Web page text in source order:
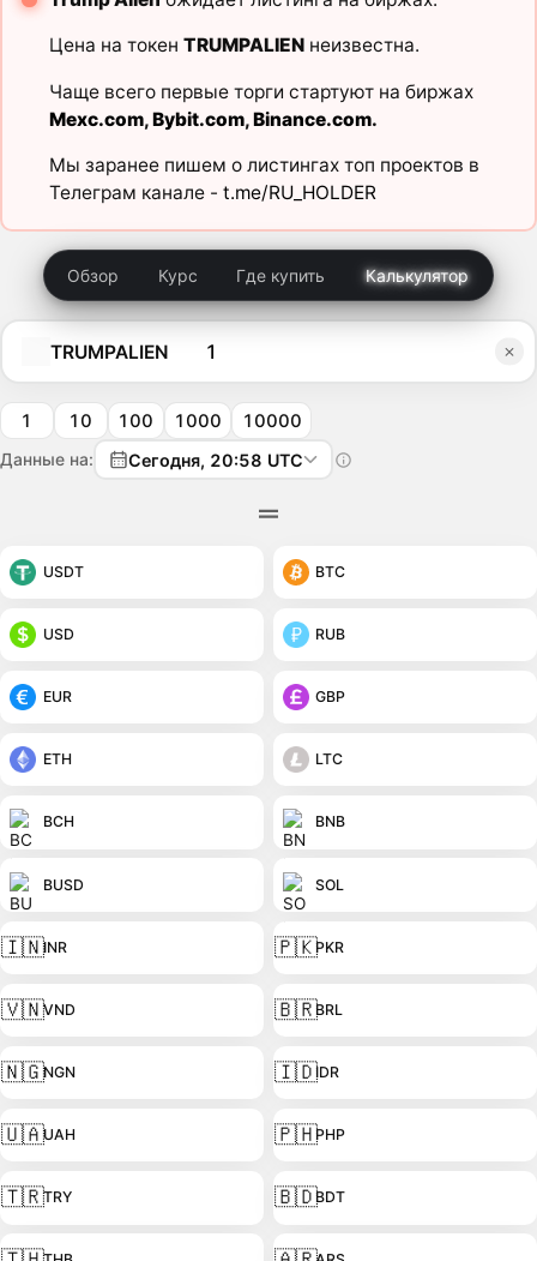
Цена на токен TRUMPALIENнеизвестна.
Чаще всего первые торги стартуют на биржах
Mexc.com,Bybit.com,Binance.com.
Мы заранее пишем о листингах топ проектов в
Телеграм канале - t.me/RU_HOLDER
Обзор Курс Где купить Калькулятор
TRUMPALIEN
1 10 100 1000 10000
Данные на: Сегодня, 20:58 UTC
USDT BTC
USD RUB
EUR GBP
ETH LTC
BCH BNB
BUSD SOL
🇮🇳INR 🇵🇰PKR
🇻🇳VND 🇧🇷BRL
🇳🇬NGN 🇮🇩IDR
🇺🇦UAH 🇵🇭PHP
🇹🇷TRY 🇧🇩BDT